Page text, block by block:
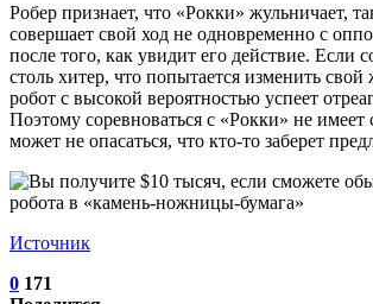
Робер признает, что «Рокки» жульничает,
совершает свой ход не одновременно с
после того, как увидит его действие. Если
столь хитер, что попытается изменить свой
робот с высокой вероятностью успеет
Поэтому соревноваться с «Рокки» не
может не опасаться, что кто-то заберет
Источник
0 171